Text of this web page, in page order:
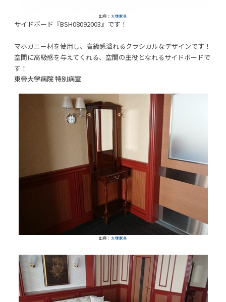
出典： 大塚家具
サイドボード『BSH08092003』です！
マホガニー材を使用し、高級感溢れるクラシカルなデザインです！
空間に高級感を与えてくれる、空間の主役となれるサイドボードで
す！
東帝大学病院 特別病室
出典： 大塚家具